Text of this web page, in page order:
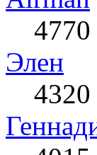
4770
Элен
4320